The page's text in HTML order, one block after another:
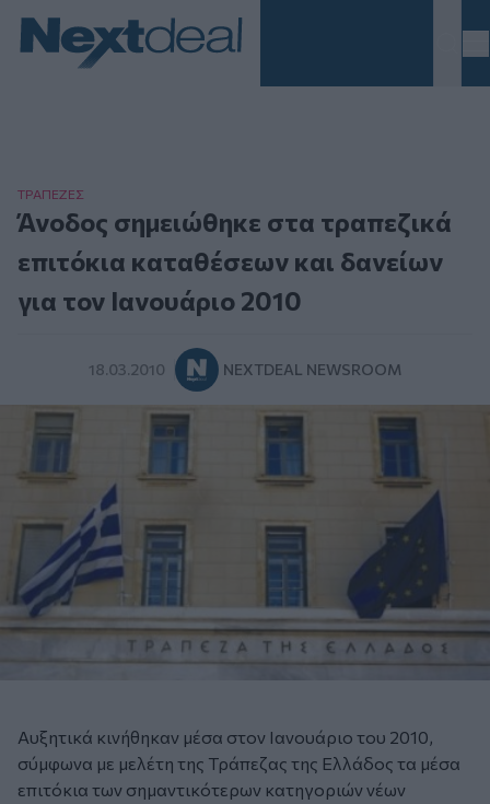
ΤΡAΠΕΖΕΣ
Άνοδος σημειώθηκε στα τραπεζικά
επιτόκια καταθέσεων και δανείων
για τον Ιανουάριο 2010
18.03.2010 NEXTDEAL NEWSROOM
Αυξητικά κινήθηκαν μέσα στον Ιανουάριο του 2010,
σύμφωνα με μελέτη της Τράπεζας της Ελλάδος τα μέσα
επιτόκια των σημαντικότερων κατηγοριών νέων